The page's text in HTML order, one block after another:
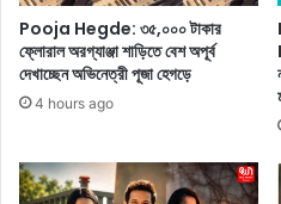
অ্
যা
কা
উ
ন্টে
ক
বে
স্ব
স্তি
ল
ম
তা
Pooja Hegde: ৩৫,০০০ টাকার
ফ্লোরাল অরগ্যাঞ্জা শাড়িতে বেশ অপূর্ব
দেখাচ্ছেন অভিনেত্রী পূজা হেগড়ে
4 hours ago